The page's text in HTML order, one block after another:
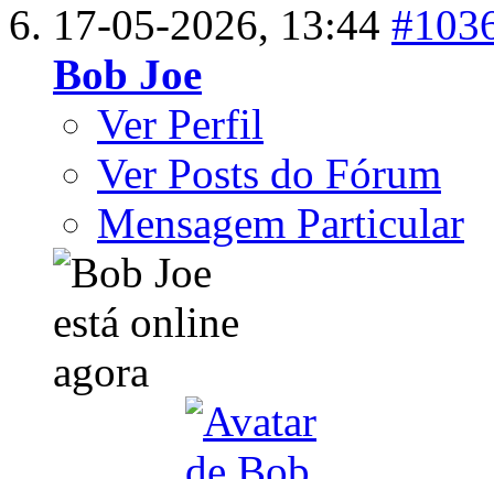
17-05-2026, 13:44
Bob Joe
Ver Perfil
Ver Posts do Fórum
Mensagem Particular